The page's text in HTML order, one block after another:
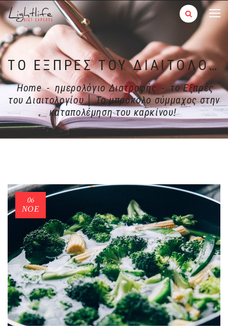
ΤΟ ΕΞΠΡΈΣ ΤΟΥ ΔΙΑΙΤΟΛΟΓΊΟΥ │ ΤΟ ΜΠΡΌΚΟΛΟ ΣΎΜΜΑΧΟΣ ΣΤΗΝ ΚΑΤΑΠΟΛΈΜΗΣΗ ΤΟΥ ΚΑΡΚΊΝΟΥ!
Home - ημερολόγιο Διατροφής - το Εξπρές
του Διαιτολογίου │ Το μπρόκολο σύμμαχος στην
καταπολέμηση του καρκίνου!
06
ΝΟΈ